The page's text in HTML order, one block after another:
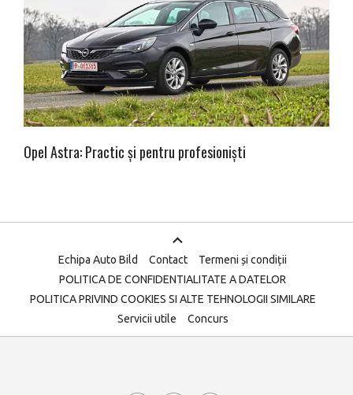
Opel Astra: Practic și pentru profesioniști
Echipa Auto Bild Contact
Termeni și condiții
POLITICA DE CONFIDENTIALITATE A DATELOR
POLITICA PRIVIND COOKIES SI ALTE TEHNOLOGII SIMILARE
Servicii utile
Concurs